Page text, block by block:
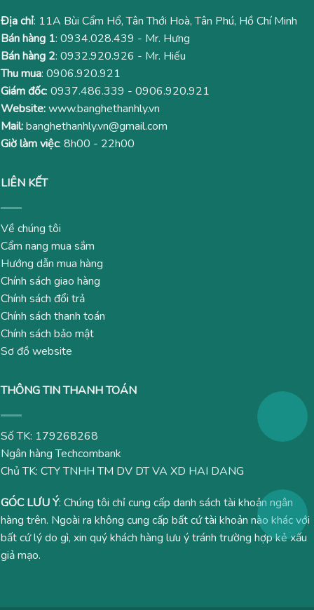
Địa chỉ: 11A Bùi Cẩm Hổ, Tân Thới Hoà, Tân Phú, Hồ Chí Minh
Bán hàng 1: 0934.028.439 - Mr. Hưng
Bán hàng 2: 0932.920.926 - Mr. Hiếu
Thu mua: 0906.920.921
Giám đốc: 0937.486.339 - 0906.920.921
Website:www.banghethanhly.vn
Mail:banghethanhly.vn@gmail.com
Giờ làm việc: 8h00 - 22h00
LIÊN KẾT
Về chúng tôi
Cẩm nang mua sắm
Hướng dẫn mua hàng
Chính sách giao hàng
Chính sách đổi trả
Chính sách thanh toán
Chính sách bảo mật
Sơ đồ website
THÔNG TIN THANH TOÁN
Số TK: 179268268
Ngân hàng Techcombank
Chủ TK: CTY TNHH TM DV DT VA XD HAI DANG
GÓC LƯU Ý: Chúng tôi chỉ cung cấp danh sách tài khoản ngân
hàng trên. Ngoài ra không cung cấp bất cứ tài khoản nào khác với
bất cứ lý do gì, xin quý khách hàng lưu ý tránh trường hợp kẻ xấu
giả mạo.